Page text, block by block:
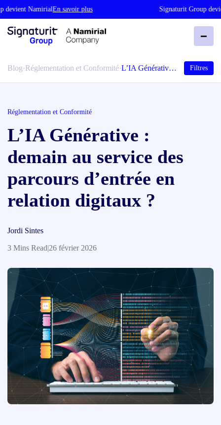
NamirialEn savoir plus Signaturit Group
Blog·Réglementation et Conformité·L’IA Générativ… Filtres
Réglementation et Conformité
L’IA Générative :
demain au service des
parcours d’entrée en
relation digitaux ?
Jordi Sintes
3 Mins Read|26 février 2026